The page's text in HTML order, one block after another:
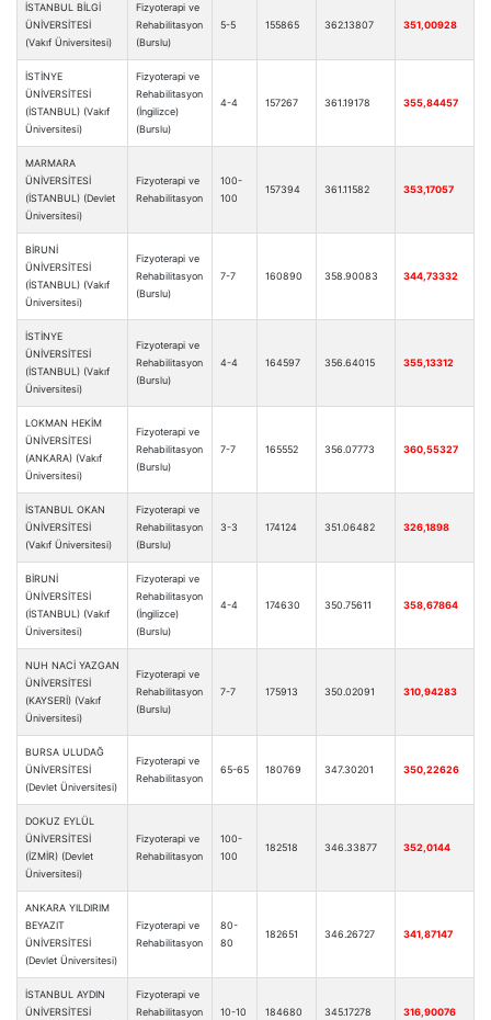
İSTANBUL BİLGİ
ÜNİVERSİTESİ
(Vakıf Üniversitesi)
Fizyoterapi ve
Rehabilitasyon
(Burslu)
5-5 155865 362.13807 351,00928
İSTİNYE
ÜNİVERSİTESİ
(İSTANBUL) (Vakıf
Üniversitesi)
Fizyoterapi ve
Rehabilitasyon
(İngilizce)
(Burslu)
4-4 157267 361.19178 355,84457
MARMARA
ÜNİVERSİTESİ
(İSTANBUL) (Devlet
Üniversitesi)
Fizyoterapi ve
Rehabilitasyon
100-
100
157394 361.11582 353,17057
BİRUNİ
ÜNİVERSİTESİ
(İSTANBUL) (Vakıf
Üniversitesi)
Fizyoterapi ve
Rehabilitasyon
(Burslu)
7-7 160890 358.90083 344,73332
İSTİNYE
ÜNİVERSİTESİ
(İSTANBUL) (Vakıf
Üniversitesi)
Fizyoterapi ve
Rehabilitasyon
(Burslu)
4-4 164597 356.64015 355,13312
LOKMAN HEKİM
ÜNİVERSİTESİ
(ANKARA) (Vakıf
Üniversitesi)
Fizyoterapi ve
Rehabilitasyon
(Burslu)
7-7 165552 356.07773 360,55327
İSTANBUL OKAN
ÜNİVERSİTESİ
(Vakıf Üniversitesi)
Fizyoterapi ve
Rehabilitasyon
(Burslu)
3-3 174124 351.06482 326,1898
BİRUNİ
ÜNİVERSİTESİ
(İSTANBUL) (Vakıf
Üniversitesi)
Fizyoterapi ve
Rehabilitasyon
(İngilizce)
(Burslu)
4-4 174630 350.75611 358,67864
NUH NACİ YAZGAN
ÜNİVERSİTESİ
(KAYSERİ) (Vakıf
Üniversitesi)
Fizyoterapi ve
Rehabilitasyon
(Burslu)
7-7 175913 350.02091 310,94283
BURSA ULUDAĞ
ÜNİVERSİTESİ
(Devlet Üniversitesi)
Fizyoterapi ve
Rehabilitasyon
65-65 180769 347.30201 350,22626
DOKUZ EYLÜL
ÜNİVERSİTESİ
(İZMİR) (Devlet
Üniversitesi)
Fizyoterapi ve
Rehabilitasyon
100-
100
182518 346.33877 352,0144
ANKARA YILDIRIM
BEYAZIT
ÜNİVERSİTESİ
(Devlet Üniversitesi)
Fizyoterapi ve
Rehabilitasyon
80-
80
182651 346.26727 341,87147
İSTANBUL AYDIN
ÜNİVERSİTESİ
Fizyoterapi ve
Rehabilitasyon
10-10 184680 345.17278 316,90076